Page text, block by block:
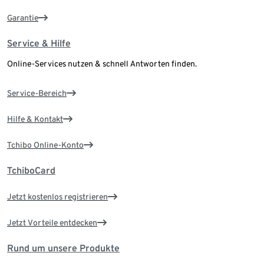
Garantie
Service & Hilfe
Online-Services nutzen & schnell Antworten finden.
Service-Bereich
Hilfe & Kontakt
Tchibo Online-Konto
TchiboCard
Jetzt kostenlos registrieren
Jetzt Vorteile entdecken
Rund um unsere Produkte